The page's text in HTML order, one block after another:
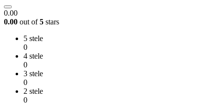
0.00
0.00 out of5 stars
5 stele
0
4 stele
0
3 stele
0
2 stele
0